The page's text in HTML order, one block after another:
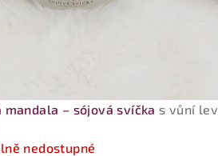
mandala – sójová svíčkas vůní
nedostupné